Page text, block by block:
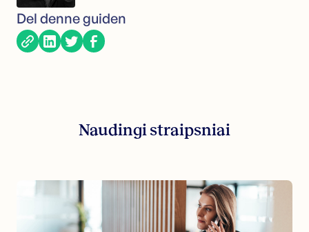
Del denne guiden
Naudingi straipsniai